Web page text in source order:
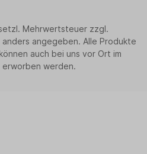
Mehrwertsteuer zzgl.
anders angegeben. Alle Produkte
auch bei uns vor Ort im
erworben werden.